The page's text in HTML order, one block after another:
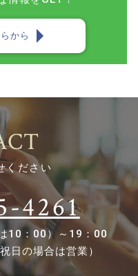
から
ください
4261
10：00）～19：00
日の場合は営業）